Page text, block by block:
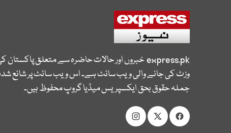
express.pkخبروں اور حالات حاضرہ سے متعلق
وزٹ کی جانے والی ویب سائٹ ہے۔ اس ویب سائٹ پر شائع
جملہ حقوق بحق ایکسپریس میڈیا گروپ محفوظ ہیں۔